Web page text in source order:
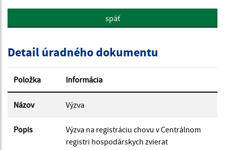
Popis:
Dátum zverejnenia od:
Dátum zverejnenia do:
Filtrovať Reset
späť
Detail úradného dokumentu
Položka Informácia
Názov Výzva
Popis
Výzva na registráciu chovu v Centrálnom
registri hospodárskych zvierat